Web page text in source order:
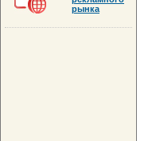
рынка